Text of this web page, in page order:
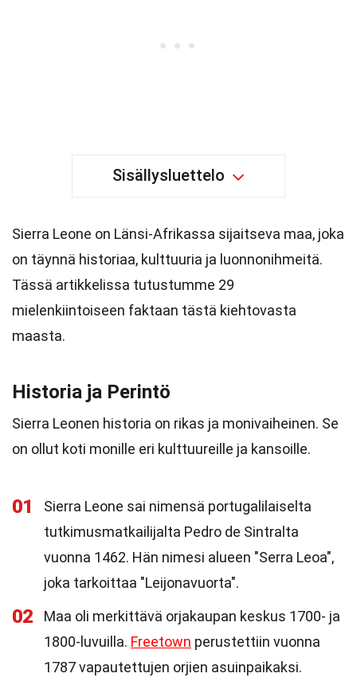
Sisällysluettelo
Sierra Leone on Länsi-Afrikassa sijaitseva maa, joka
on täynnä historiaa, kulttuuria ja luonnonihmeitä.
Tässä artikkelissa tutustumme 29
mielenkiintoiseen faktaan tästä kiehtovasta
maasta.
Historia ja Perintö
Sierra Leonen historia on rikas ja monivaiheinen. Se
on ollut koti monille eri kulttuureille ja kansoille.
01
Sierra Leone sai nimensä portugalilaiselta
tutkimusmatkailijalta Pedro de Sintralta
vuonna 1462. Hän nimesi alueen "Serra Leoa",
joka tarkoittaa "Leijonavuorta".
02
Maa oli merkittävä orjakaupan keskus 1700- ja
1800-luvuilla. Freetown perustettiin vuonna
1787 vapautettujen orjien asuinpaikaksi.